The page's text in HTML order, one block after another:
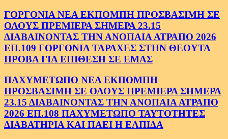
ΓΟΡΓΟΝΙΑ ΝΕΑ ΕΚΠΟΜΠΗ ΠΡΟΣΒΑΣΙΜΗ ΣΕ
ΟΛΟΥΣ ΠΡΕΜΙΕΡΑ ΣΗΜΕΡΑ 23.15
ΔΙΑΒΑΙΝΟΝΤΑΣ ΤΗΝ ΑΝΟΠΑΙΑ ΑΤΡΑΠΟ 2026
ΕΠ.109 ΓΟΡΓΟΝΙΑ ΤΑΡΑΧΕΣ ΣΤΗΝ ΘΕΟΥΤΑ
ΠΡΟΒΑ ΓΙΑ ΕΠΙΘΕΣΗ ΣΕ ΕΜΑΣ
ΠΑΧΥΜΕΤΩΠΟ ΝΕΑ ΕΚΠΟΜΠΗ
ΠΡΟΣΒΑΣΙΜΗ ΣΕ ΟΛΟΥΣ ΠΡΕΜΙΕΡΑ ΣΗΜΕΡΑ
23.15 ΔΙΑΒΑΙΝΟΝΤΑΣ ΤΗΝ ΑΝΟΠΑΙΑ ΑΤΡΑΠΟ
2026 ΕΠ.108 ΠΑΧΥΜΕΤΩΠΟ ΤΑΥΤΟΤΗΤΕΣ
ΔΙΑΒΑΤΗΡΙΑ ΚΑΙ ΠΑΕΙ Η ΕΛΠΙΔΑ